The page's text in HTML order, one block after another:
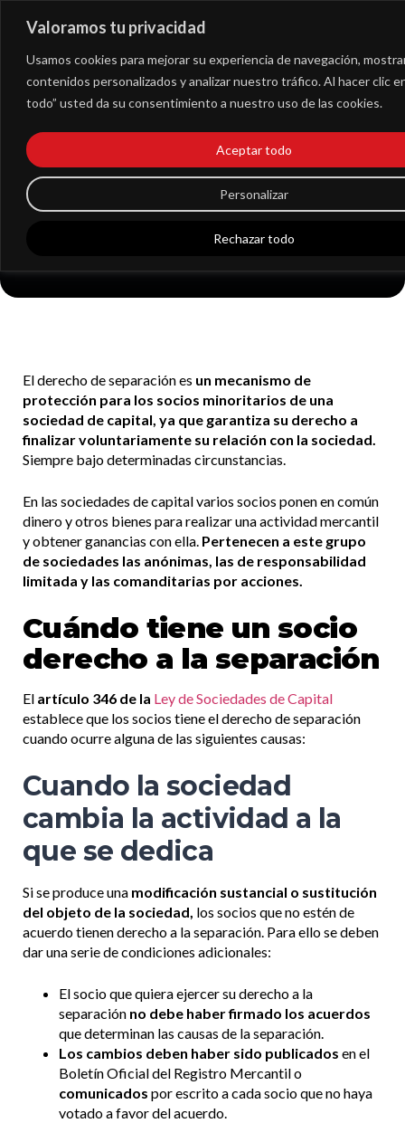
Valoramos tu privacidad
Usamos cookies para mejorar su experiencia de navegación,
contenidos personalizados y analizar nuestro tráfico. Al hacer clic
todo” usted da su consentimiento a nuestro uso de las cookies.
Personalizar
Rechazar todo
Aceptar todo
Derecho de
separación del socio
en las sociedades de
capital
El derecho de separación es un mecanismo de
protección para los socios minoritarios de una
sociedad de capital, ya que garantiza su derecho a
finalizar voluntariamente su relación con la sociedad.
Siempre bajo determinadas circunstancias.
En las sociedades de capital varios socios ponen en común
dinero y otros bienes para realizar una actividad mercantil
y obtener ganancias con ella. Pertenecen a este grupo
de sociedades las anónimas, las de responsabilidad
limitada y las comanditarias por acciones.
Cuándo tiene un socio
derecho a la separación
El artículo 346 de la Ley de Sociedades de Capital
establece que los socios tiene el derecho de separación
cuando ocurre alguna de las siguientes causas:
Cuando la sociedad
cambia la actividad a la
que se dedica
Si se produce una modificación sustancial o sustitución
del objeto de la sociedad, los socios que no estén de
acuerdo tienen derecho a la separación. Para ello se deben
dar una serie de condiciones adicionales:
El socio que quiera ejercer su derecho a la
separación no debe haber firmado los acuerdos
que determinan las causas de la separación.
Los cambios deben haber sido publicados en el
Boletín Oficial del Registro Mercantil o
comunicados por escrito a cada socio que no haya
votado a favor del acuerdo.